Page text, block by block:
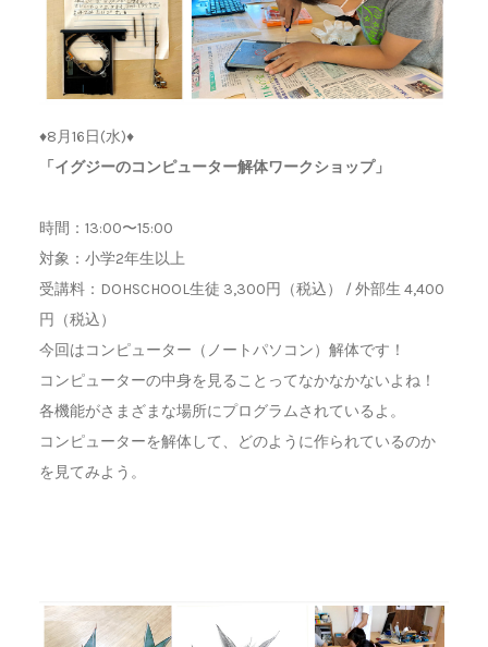
♦︎8月16日(水)♦︎
「イグジーのコンピューター解体ワークショップ」
時間：13:00〜15:00
対象：小学2年生以上
受講料：DOHSCHOOL生徒 3,300円（税込） / 外部生 4,400
円（税込）
今回はコンピューター（ノートパソコン）解体です！
コンピューターの中身を見ることってなかなかないよね！
各機能がさまざまな場所にプログラムされているよ。
コンピューターを解体して、どのように作られているのか
を見てみよう。